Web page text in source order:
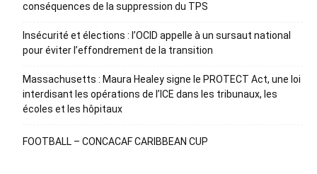
conséquences de la suppression du TPS
Insécurité et élections : l’OCID appelle à un sursaut national
pour éviter l’effondrement de la transition
Massachusetts : Maura Healey signe le PROTECT Act, une loi
interdisant les opérations de l’ICE dans les tribunaux, les
écoles et les hôpitaux
FOOTBALL – CONCACAF CARIBBEAN CUP